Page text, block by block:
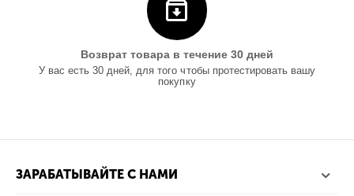
Возврат товара в течение 30 дней
У вас есть 30 дней, для того чтобы протестировать вашу
покупку
ЗАРАБАТЫВАЙТЕ С НАМИ